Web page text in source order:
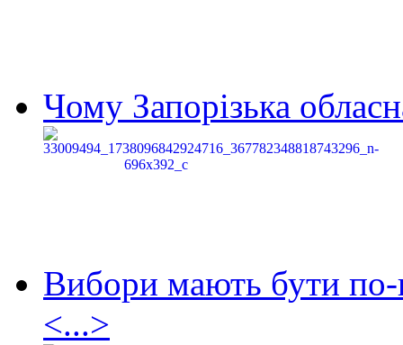
Чому Запорізька
Вибори мають бути по-
<...>